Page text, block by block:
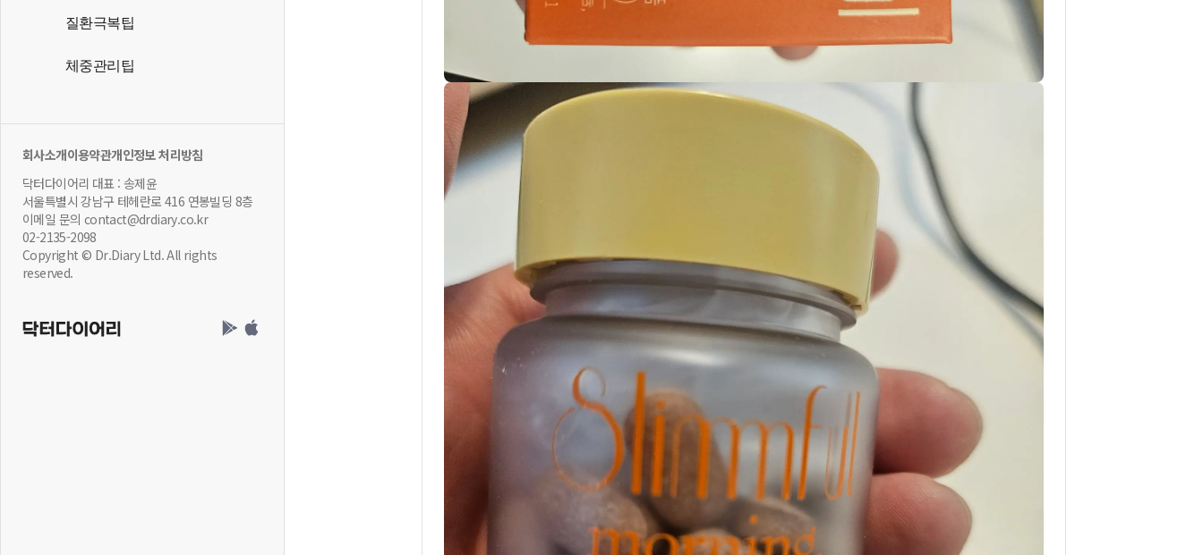
질환극복팁
체중관리팁
회사소개이용약관개인정보 처리방침
닥터다이어리 대표 : 송제윤
서울특별시 강남구 테헤란로 416 연봉빌딩 8층
이메일 문의 contact@drdiary.co.kr
02-2135-2098
Copyright © Dr.Diary Ltd. All rights
reserved.